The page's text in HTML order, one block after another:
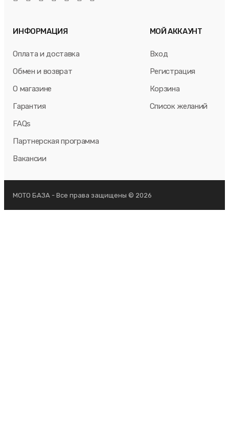
ИНФОРМАЦИЯ
Оплата и доставка
Обмен и возврат
О магазине
Гарантия
FAQs
Партнерская программа
Вакансии
МОЙ АККАУНТ
Вход
Регистрация
Корзина
Список желаний
МОТО БАЗА - Все права защищены © 2026